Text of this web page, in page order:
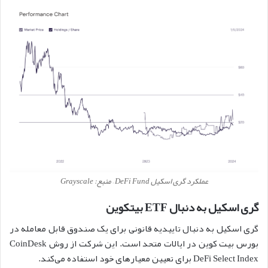
عملکرد گری اسکیل DeFi Fund – منبع: Grayscale
گری اسکیل به دنبال ETF بیتکوین
گری اسکیل به دنبال تاییدیه قانونی برای یک صندوق قابل معامله در
بورس بیت کوین در ایالات متحد است. این شرکت از روش CoinDesk
DeFi Select Index برای تعیین معیارهای خود استفاده می‌کند.